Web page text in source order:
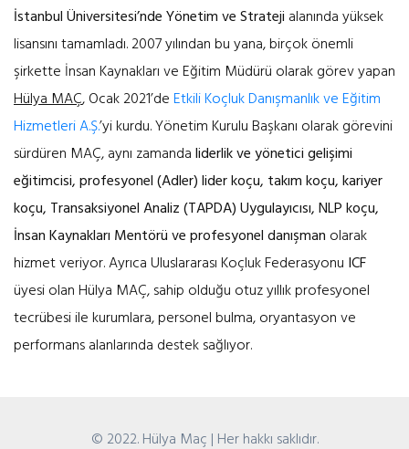
İstanbul Üniversitesi’nde Yönetim ve Strateji alanında yüksek
lisansını tamamladı.2007 yılından bu yana, birçok önemli
şirkette İnsan Kaynakları ve Eğitim Müdürü olarak görev yapan
Hülya MAÇ, Ocak 2021’de Etkili Koçluk Danışmanlık ve Eğitim
Hizmetleri A.Ş.’yi kurdu.Yönetim Kurulu Başkanı olarak görevini
sürdüren MAÇ, aynı zamanda liderlik ve yönetici gelişimi
eğitimcisi, profesyonel (Adler) lider koçu, takım koçu, kariyer
koçu, Transaksiyonel Analiz (TAPDA) Uygulayıcısı, NLP koçu,
İnsan Kaynakları Mentörü ve profesyonel danışman olarak
hizmet veriyor. Ayrıca Uluslararası Koçluk Federasyonu ICF
üyesi olan Hülya MAÇ, sahip olduğu otuz yıllık profesyonel
tecrübesi ile kurumlara, personel bulma, oryantasyon ve
performans alanlarında destek sağlıyor.
© 2022. Hülya Maç | Her hakkı saklıdır.